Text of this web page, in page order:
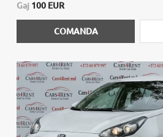
Gaj 100 EUR
COMANDA